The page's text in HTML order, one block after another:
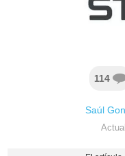
114
Saúl